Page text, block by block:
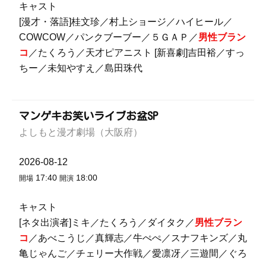
キャスト
[漫才・落語]桂文珍／村上ショージ／ハイヒール／
COWCOW／パンクブーブー／５ＧＡＰ／男性ブラン
コ ／たくろう／天才ピアニスト [新喜劇]吉田裕／すっ
ちー／未知やすえ／島田珠代
マンゲキお笑いライブお盆SP
よしもと漫才劇場（大阪府）
2026-08-12
開場 17:40 開演 18:00
キャスト
[ネタ出演者]ミキ／たくろう／ダイタク／男性ブラン
コ ／あべこうじ／真輝志／牛ぺぺ／スナフキンズ／丸
亀じゃんご／チェリー大作戦／愛凛冴／三遊間／ぐろ